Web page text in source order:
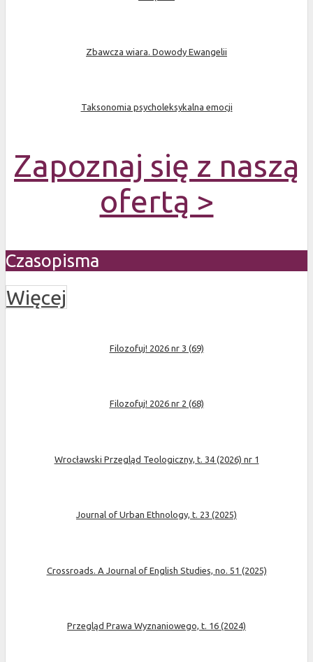
Zbawcza wiara. Dowody Ewangelii
Taksonomia psycholeksykalna emocji
Zapoznaj się z naszą
ofertą >
Czasopisma
Więcej
Filozofuj! 2026 nr 3 (69)
Filozofuj! 2026 nr 2 (68)
Wrocławski Przegląd Teologiczny, t. 34 (2026) nr 1
Journal of Urban Ethnology, t. 23 (2025)
Crossroads. A Journal of English Studies, no. 51 (2025)
Przegląd Prawa Wyznaniowego, t. 16 (2024)